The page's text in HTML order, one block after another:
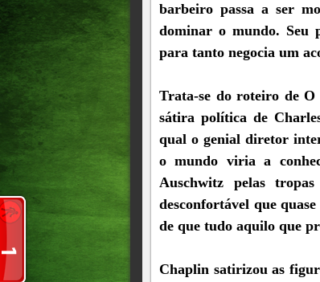
barbeiro passa a ser
dominar o mundo. Seu
para tanto negocia um
Trata-se do roteiro de O
sátira política de
qual o genial diretor
o mundo viria a
Auschwitz pelas
desconfortável que
de que tudo aquilo que
Chaplin satirizou as